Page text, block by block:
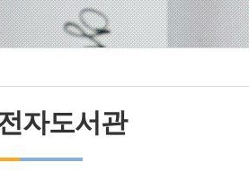
자도서관